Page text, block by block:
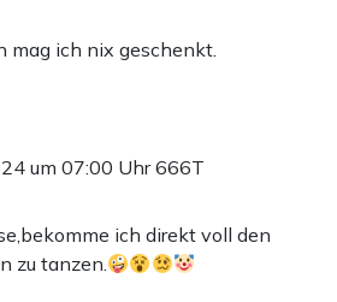
mag ich nix geschenkt.
um 07:00 Uhr666T
ich direkt voll den
zu tanzen.